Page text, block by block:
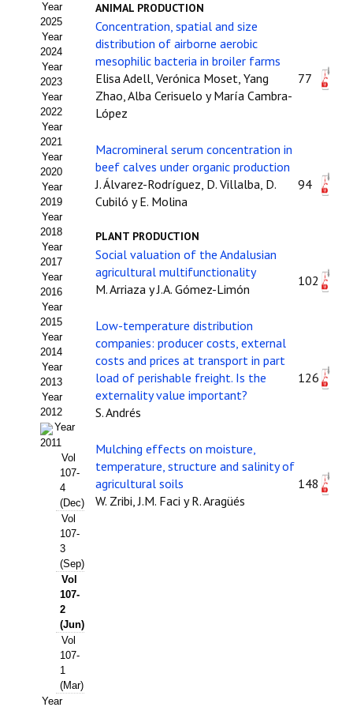
Estatutos
Hacerse socio
Noticias
Galería de Fotos
Web AIDA 2.0
REVISTA ITEA
Presentación ITEA
Equipo Editorial
Leer revista ITEA
Directrices para autores/as
Políticas Editoriales
Propuesta Volumen Especial
Sello Calidad FECYT
Premio Prensa Agraria
Buscador de Artículos
JORNADAS AIDA
Presentación Jornadas
Comunicaciones
Jornadas PAM 2026
Premio Jóvenes Investigadores
Buscador de Comunicaciones
Year
2025
Year
2024
Year
2023
Year
2022
Year
2021
Year
2020
Year
2019
Year
2018
Year
2017
Year
2016
Year
2015
Year
2014
Year
2013
Year
2012
Year
2011
Vol
107-
4
(Dec)
Vol
107-
3
(Sep)
Vol
107-
2
(Jun)
Vol
107-
1
(Mar)
Year
ANIMAL PRODUCTION
Concentration, spatial and size
distribution of airborne aerobic
mesophilic bacteria in broiler farms
Elisa Adell, Verónica Moset, Yang
Zhao, Alba Cerisuelo y María Cambra-
López
77
Macromineral serum concentration in
beef calves under organic production
J. Álvarez-Rodríguez, D. Villalba, D.
Cubiló y E. Molina
94
PLANT PRODUCTION
Social valuation of the Andalusian
agricultural multifunctionality
M. Arriaza y J.A. Gómez-Limón
102
Low-temperature distribution
companies: producer costs, external
costs and prices at transport in part
load of perishable freight. Is the
externality value important?
S. Andrés
126
Mulching effects on moisture,
temperature, structure and salinity of
agricultural soils
W. Zribi, J.M. Faci y R. Aragüés
148